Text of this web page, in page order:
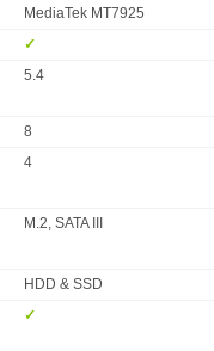
MediaTek MT7925
✓︎
5.4
8
4
M.2, SATA III
HDD & SSD
✓︎